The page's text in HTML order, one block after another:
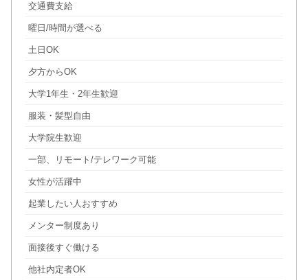
交通費支給
曜日/時間が選べる
土日OK
夕方からOK
大学1年生・2年生歓迎
服装・髪型自由
大学院生歓迎
一部、リモート/テレワーク可能
女性が活躍中
起業したい人おすすめ
メンター制度あり
面接後すぐ働ける
他社内定者OK